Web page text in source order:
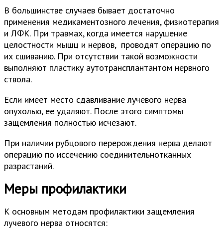
В большинстве случаев бывает достаточно
применения медикаментозного лечения, физиотерапия
и ЛФК. При травмах, когда имеется нарушение
целостности мышц и нервов, проводят операцию по
их сшиванию. При отсутствии такой возможности
выполняют пластику аутотрансплантантом нервного
ствола.
Если имеет место сдавливание лучевого нерва
опухолью, ее удаляют. После этого симптомы
защемления полностью исчезают.
При наличии рубцового перерождения нерва делают
операцию по иссечению соединительнотканных
разрастаний.
Меры профилактики
К основным методам профилактики защемления
лучевого нерва относятся: